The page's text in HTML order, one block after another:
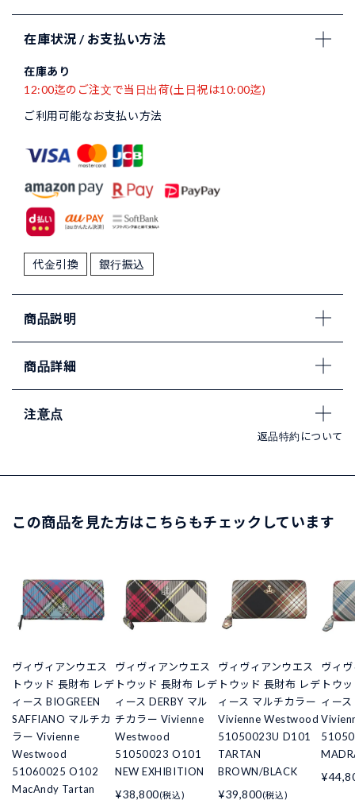
在庫状況 / お支払い方法
在庫あり
12:00迄のご注文で当日出荷(土日祝は10:00迄)
ご利用可能なお支払い方法
代金引換 銀行振込
商品説明
商品詳細
注意点
返品特約について
この商品を見た方はこちらもチェックしています
ヴィヴィアンウエス
トウッド 長財布 レデ
ィース BIOGREEN
SAFFIANO マルチカ
ラー Vivienne
Westwood
51060025 O102
MacAndy Tartan
ヴィヴィアンウエス
トウッド 長財布 レデ
ィース DERBY マル
チカラー Vivienne
Westwood
51050023 O101
NEW EXHIBITION
¥38,800(税込)
ヴィヴィアンウエス
トウッド 長財布 レデ
ィース マルチカラー
Vivienne Westwood
51050023U D101
TARTAN
BROWN/BLACK
¥39,800(税込)
ヴィ
トウ
ィー